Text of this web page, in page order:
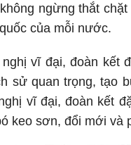
ngừng thắt
của mỗi nước.
vĩ đại, đoàn kết
sử quan trọng, tạo
vĩ đại, đoàn kết
keo sơn, đổi mới và